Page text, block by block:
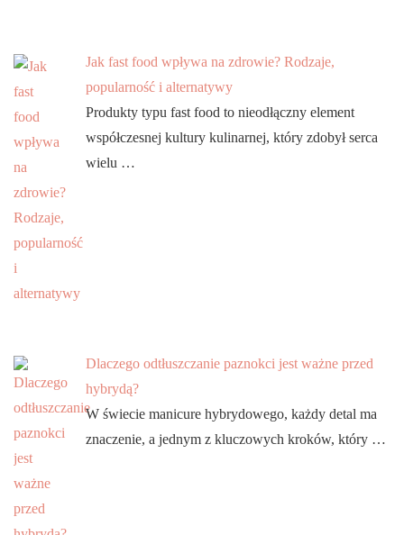
Jak fast food wpływa na zdrowie? Rodzaje,
popularność i alternatywy
Produkty typu fast food to nieodłączny element
współczesnej kultury kulinarnej, który zdobył serca
wielu …
Dlaczego odtłuszczanie paznokci jest ważne przed
hybrydą?
W świecie manicure hybrydowego, każdy detal ma
znaczenie, a jednym z kluczowych kroków, który …